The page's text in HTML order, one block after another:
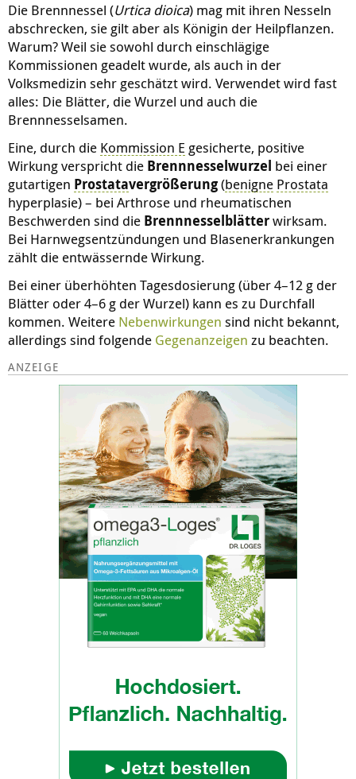
Die Brennnessel (Urtica dioica) mag mit ihren Nesseln
abschrecken, sie gilt aber als Königin der Heilpflanzen.
Warum? Weil sie sowohl durch einschlägige
Kommissionen geadelt wurde, als auch in der
Volksmedizin sehr geschätzt wird. Verwendet wird fast
alles: Die Blätter, die Wurzel und auch die
Brennnesselsamen.
Eine, durch die Kommission E gesicherte, positive
Wirkung verspricht die Brennnesselwurzel bei einer
gutartigen Prostatavergrößerung(benigne Prostata
hyperplasie) – bei Arthrose und rheumatischen
Beschwerden sind die Brennnesselblätterwirksam.
Bei Harnwegsentzündungen und Blasenerkrankungen
zählt die entwässernde Wirkung.
Bei einer überhöhten Tagesdosierung (über 4–12 g der
Blätter oder 4–6 g der Wurzel) kann es zu Durchfall
kommen. Weitere Nebenwirkungen sind nicht bekannt,
allerdings sind folgende Gegenanzeigen zu beachten.